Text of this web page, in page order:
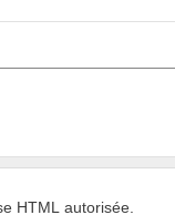
HTML autorisée.